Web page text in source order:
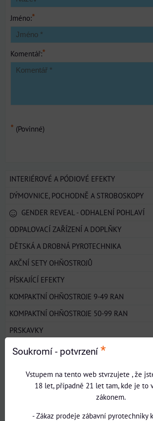
Jméno:*
Komentář:*
* (Povinné)
INTERIÉROVÉ A PÓDIOVÉ EFEKTY
DÝMOVNICE, POCHODNĚ A STROBOSKOPY
GENDER REVEAL - ODHALENÍ POHLAVÍ
ODPALOVACÍ ZAŘÍZENÍ A DOPLŇKY
DĚTSKÁ A DROBNÁ PYROTECHNIKA
AKČNÍ SETY OHŇOSTROJŮ
PÍSKAJÍCÍ EFEKTY
KOMPAKTNÍ OHŇOSTROJE 9-49 RAN
KOMPAKTNÍ OHŇOSTROJE 50-99 RAN
PRSKAVKY
KONFETY
ŘÍMSKÉ SVÍCE
NOVINKY 2024-2025
Soukromí - potvrzení *
Vstupem na tento web stvrzujete , že
18 let, případně 21 let tam, kde je to
zákonem.
- Zákaz prodeje zábavní pyrotechniky